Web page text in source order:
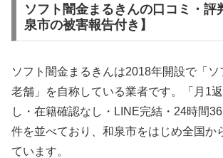
ソフト闇金まるきんの口コミ・評
泉市の被害報告付き】
ソフト闇金まるきんは2018年開設で「
老舗」を自称している業者です。「月1
し・在籍確認なし・LINE完結・24時間
件を並べており、和泉市をはじめ全国か
ています。